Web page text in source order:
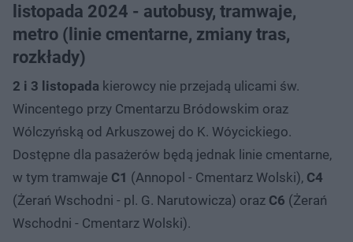
listopada 2024 - autobusy, tramwaje,
metro (linie cmentarne, zmiany tras,
rozkłady)
2 i 3 listopada kierowcy nie przejadą ulicami św.
Wincentego przy Cmentarzu Bródowskim oraz
Wólczyńską od Arkuszowej do K. Wóycickiego.
Dostępne dla pasażerów będą jednak linie cmentarne,
w tym tramwaje C1 (Annopol - Cmentarz Wolski), C4
(Żerań Wschodni - pl. G. Narutowicza) oraz C6 (Żerań
Wschodni - Cmentarz Wolski).